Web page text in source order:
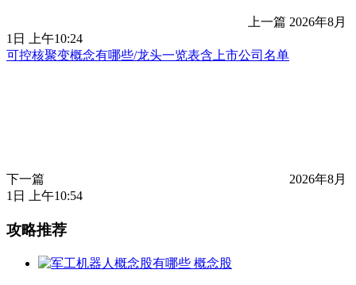
上一篇 2026年8月
1日 上午10:24
可控核聚变概念有哪些/龙头一览表含上市公司名单
下一篇
2026年8月
1日 上午10:54
攻略推荐
概念股